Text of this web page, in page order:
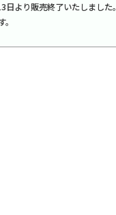
より販売終了いたしました。
。